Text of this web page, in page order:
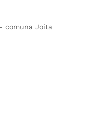
comuna Joita